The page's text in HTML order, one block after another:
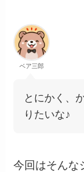
ベア三郎
とにかく、
りたいな♪
今回はそんな